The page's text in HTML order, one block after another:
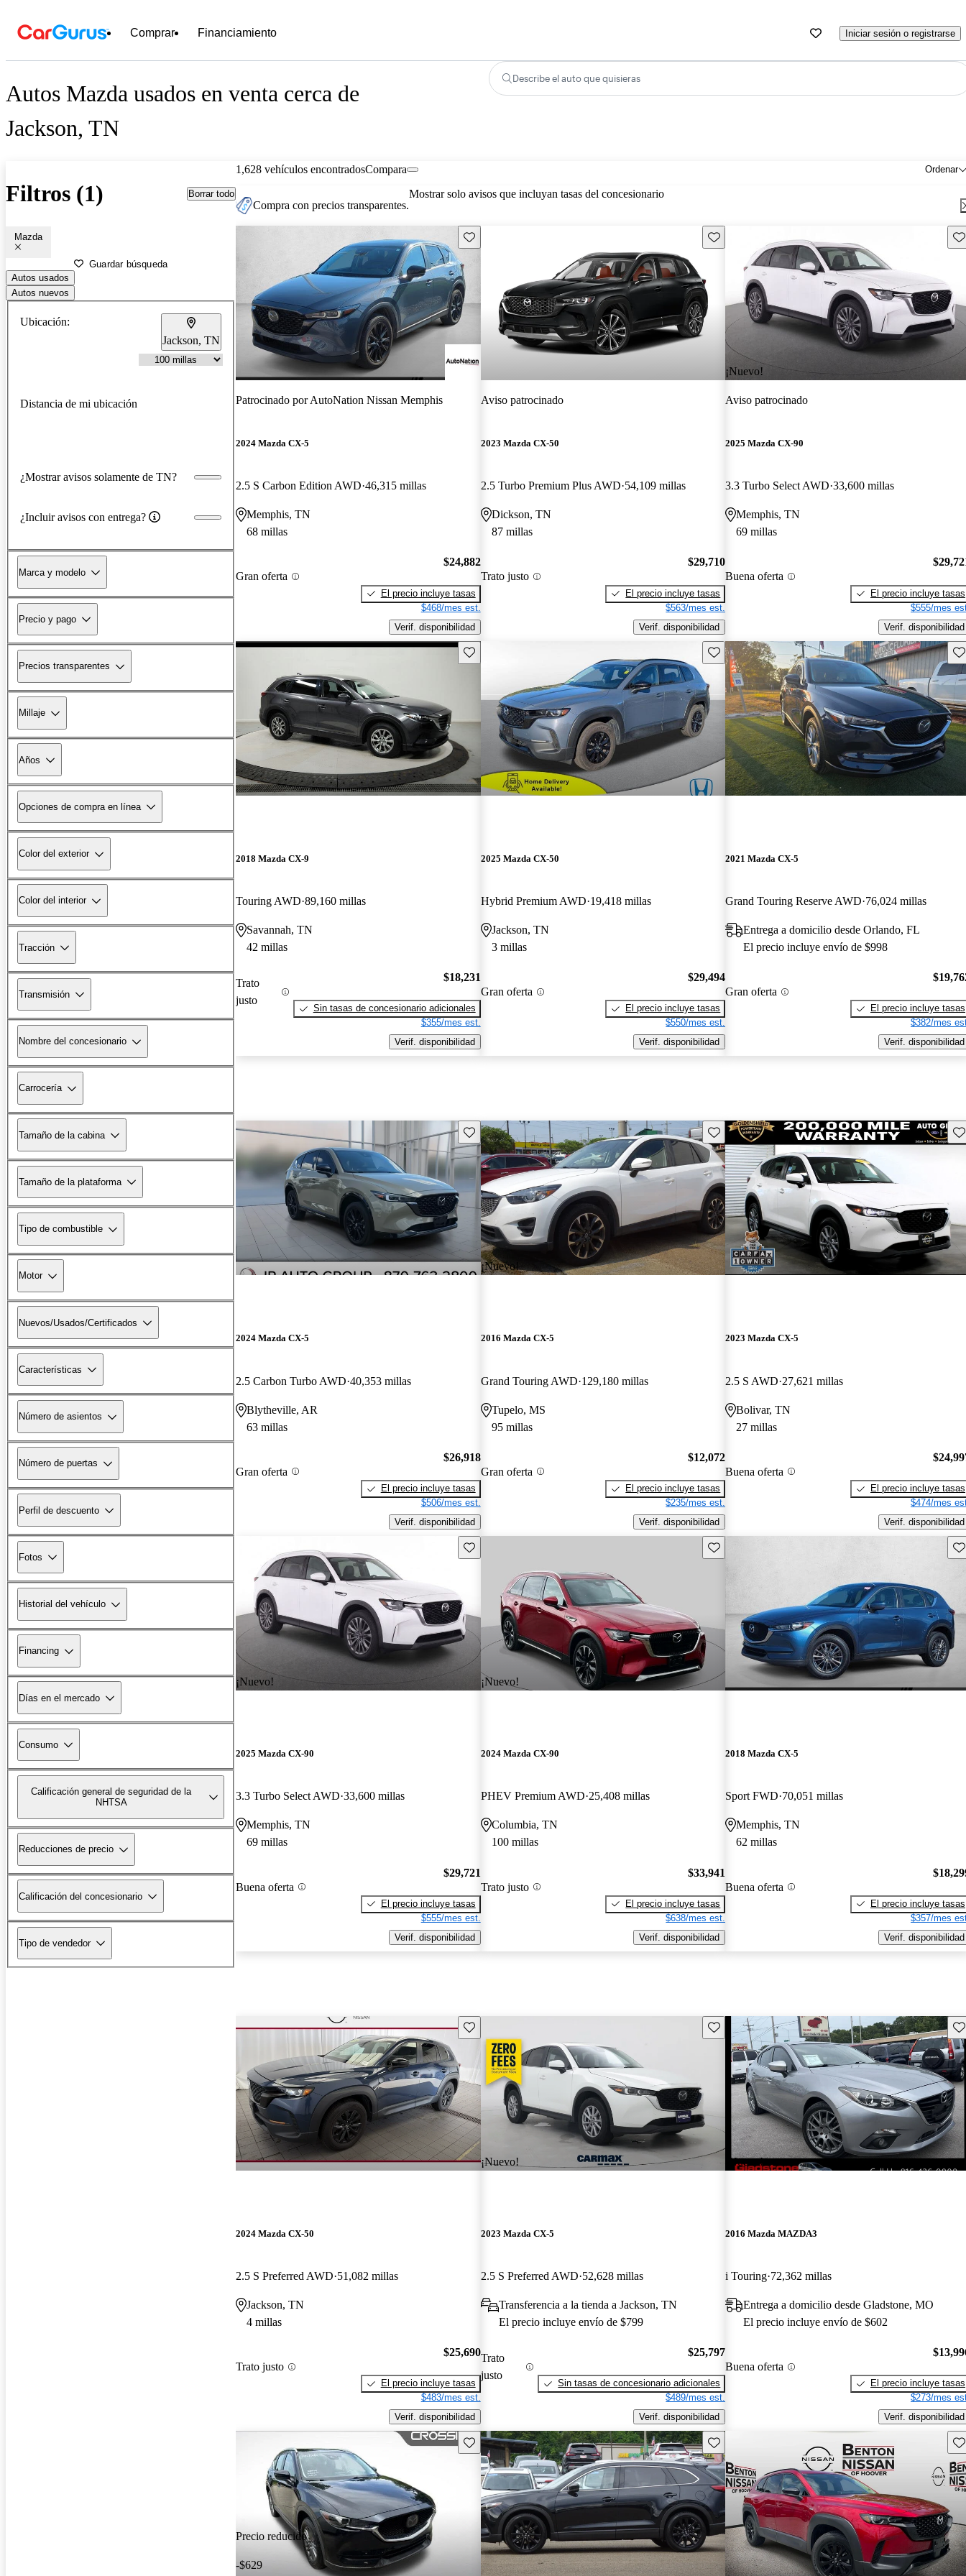
Comprar Financiamiento Iniciar sesión o registrarse
Autos Mazda usados en venta cerca de
Jackson, TN
Describe el auto que quisieras
Filtros (1) Borrar todo
Mazda
Guardar búsqueda
Autos usados
Autos nuevos
Ubicación:
Jackson, TN
Distancia de mi ubicación
¿Mostrar avisos solamente de TN?
¿Incluir avisos con entrega?
Marca y modelo
Precio y pago
Precios transparentes
Millaje
Años
Opciones de compra en línea
Color del exterior
Color del interior
Tracción
Transmisión
Nombre del concesionario
Carrocería
Tamaño de la cabina
Tamaño de la plataforma
Tipo de combustible
Motor
Nuevos/Usados/Certificados
Características
Número de asientos
Número de puertas
Perfil de descuento
Fotos
Historial del vehículo
Financing
Días en el mercado
Consumo
Calificación general de seguridad de la
NHTSA
Reducciones de precio
Calificación del concesionario
Tipo de vendedor
1,628 vehículos encontrados Ordenar
Compara
Compra con precios transparentes.
Mostrar solo avisos que incluyan tasas del concesionario
Guarda este Aviso
Patrocinado porAutoNation Nissan Memphis
2024 Mazda CX-5
2.5 S Carbon Edition AWD 46,315 millas
Memphis, TN
68 millas
Gran oferta
$24,882
El precio incluye tasas
$468/mes est.
Verif. disponibilidad
Guarda este Aviso
Aviso patrocinado
2023 Mazda CX-50
2.5 Turbo Premium Plus AWD 54,109 millas
Dickson, TN
87 millas
Trato justo
$29,710
El precio incluye tasas
$563/mes est.
Verif. disponibilidad
¡Nuevo!
Aviso patrocinado
2025 Mazda CX-90
3.3 Turbo Select AWD 33,600 millas
Memphis, TN
69 millas
Buena oferta
El precio incluye tasas
$555/mes
Verif. disponibilidad
Guarda este Aviso
2018 Mazda CX-9
Touring AWD 89,160 millas
Savannah, TN
42 millas
Trato
justo
$18,231
Sin tasas de concesionario adicionales
$355/mes est.
Verif. disponibilidad
Guarda este Aviso
2025 Mazda CX-50
Hybrid Premium AWD 19,418 millas
Jackson, TN
3 millas
Gran oferta
$29,494
El precio incluye tasas
$550/mes est.
Verif. disponibilidad
2021 Mazda CX-5
Grand Touring Reserve AWD 76,024 millas
Entrega a domicilio desde Orlando, FL
El precio incluye envío de $998
Gran oferta
El precio incluye tasas
$382/mes
Verif. disponibilidad
Guarda este Aviso
2024 Mazda CX-5
2.5 Carbon Turbo AWD 40,353 millas
Blytheville, AR
63 millas
Gran oferta
$26,918
El precio incluye tasas
$506/mes est.
Verif. disponibilidad
¡Nuevo!
Guarda este Aviso
2016 Mazda CX-5
Grand Touring AWD 129,180 millas
Tupelo, MS
95 millas
Gran oferta
$12,072
El precio incluye tasas
$235/mes est.
Verif. disponibilidad
2023 Mazda CX-5
2.5 S AWD 27,621 millas
Bolivar, TN
27 millas
Buena oferta
El precio incluye tasas
$474/mes
Verif. disponibilidad
¡Nuevo!
Guarda este Aviso
2025 Mazda CX-90
3.3 Turbo Select AWD 33,600 millas
Memphis, TN
69 millas
Buena oferta
$29,721
El precio incluye tasas
$555/mes est.
Verif. disponibilidad
¡Nuevo!
Guarda este Aviso
2024 Mazda CX-90
PHEV Premium AWD 25,408 millas
Columbia, TN
100 millas
Trato justo
$33,941
El precio incluye tasas
$638/mes est.
Verif. disponibilidad
2018 Mazda CX-5
Sport FWD 70,051 millas
Memphis, TN
62 millas
Buena oferta
El precio incluye tasas
$357/mes
Verif. disponibilidad
Guarda este Aviso
2024 Mazda CX-50
2.5 S Preferred AWD 51,082 millas
Jackson, TN
4 millas
Trato justo
$25,690
El precio incluye tasas
$483/mes est.
Verif. disponibilidad
¡Nuevo!
Guarda este Aviso
2023 Mazda CX-5
2.5 S Preferred AWD 52,628 millas
Transferencia a la tienda a Jackson, TN
El precio incluye envío de $799
Trato
justo
$25,797
Sin tasas de concesionario adicionales
$489/mes est.
Verif. disponibilidad
¡Nuevo!
2016 Mazda MAZDA3
i Touring 72,362 millas
Entrega a domicilio desde Gladstone, MO
El precio incluye envío de $602
Buena oferta
El precio incluye tasas
$273/mes
Verif. disponibilidad
Precio reducido
-$629
Guarda este Aviso Guarda este Aviso